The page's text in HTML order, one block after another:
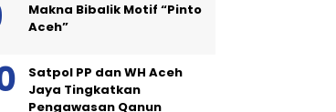
Makna Bibalik Motif “Pinto
Aceh”
Satpol PP dan WH Aceh
Jaya Tingkatkan
Pengawasan Qanun